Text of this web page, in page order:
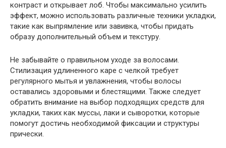
контраст и открывает лоб. Чтобы максимально усилить
эффект, можно использовать различные техники укладки,
такие как выпрямление или завивка, чтобы придать
образу дополнительный объем и текстуру.
Не забывайте о правильном уходе за волосами.
Стилизация удлиненного каре с челкой требует
регулярного мытья и увлажнения, чтобы волосы
оставались здоровыми и блестящими. Также следует
обратить внимание на выбор подходящих средств для
укладки, таких как муссы, лаки и сыворотки, которые
помогут достичь необходимой фиксации и структуры
прически.